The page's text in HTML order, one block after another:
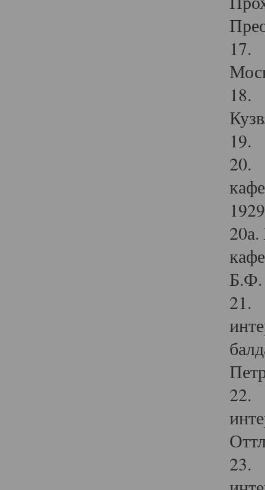
17.
18.
19.
20.
Б.Ф.
21.
22.
23.